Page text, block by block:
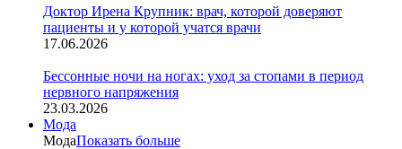
Доктор Ирена Крупник: врач, которой доверяют
пациенты и у которой учатся врачи
17.06.2026
Бессонные ночи на ногах: уход за стопами в период
нервного напряжения
23.03.2026
Мода
МодаПоказать больше